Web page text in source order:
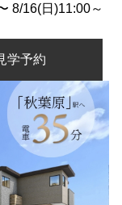
8/16(日)11:00～
学予約